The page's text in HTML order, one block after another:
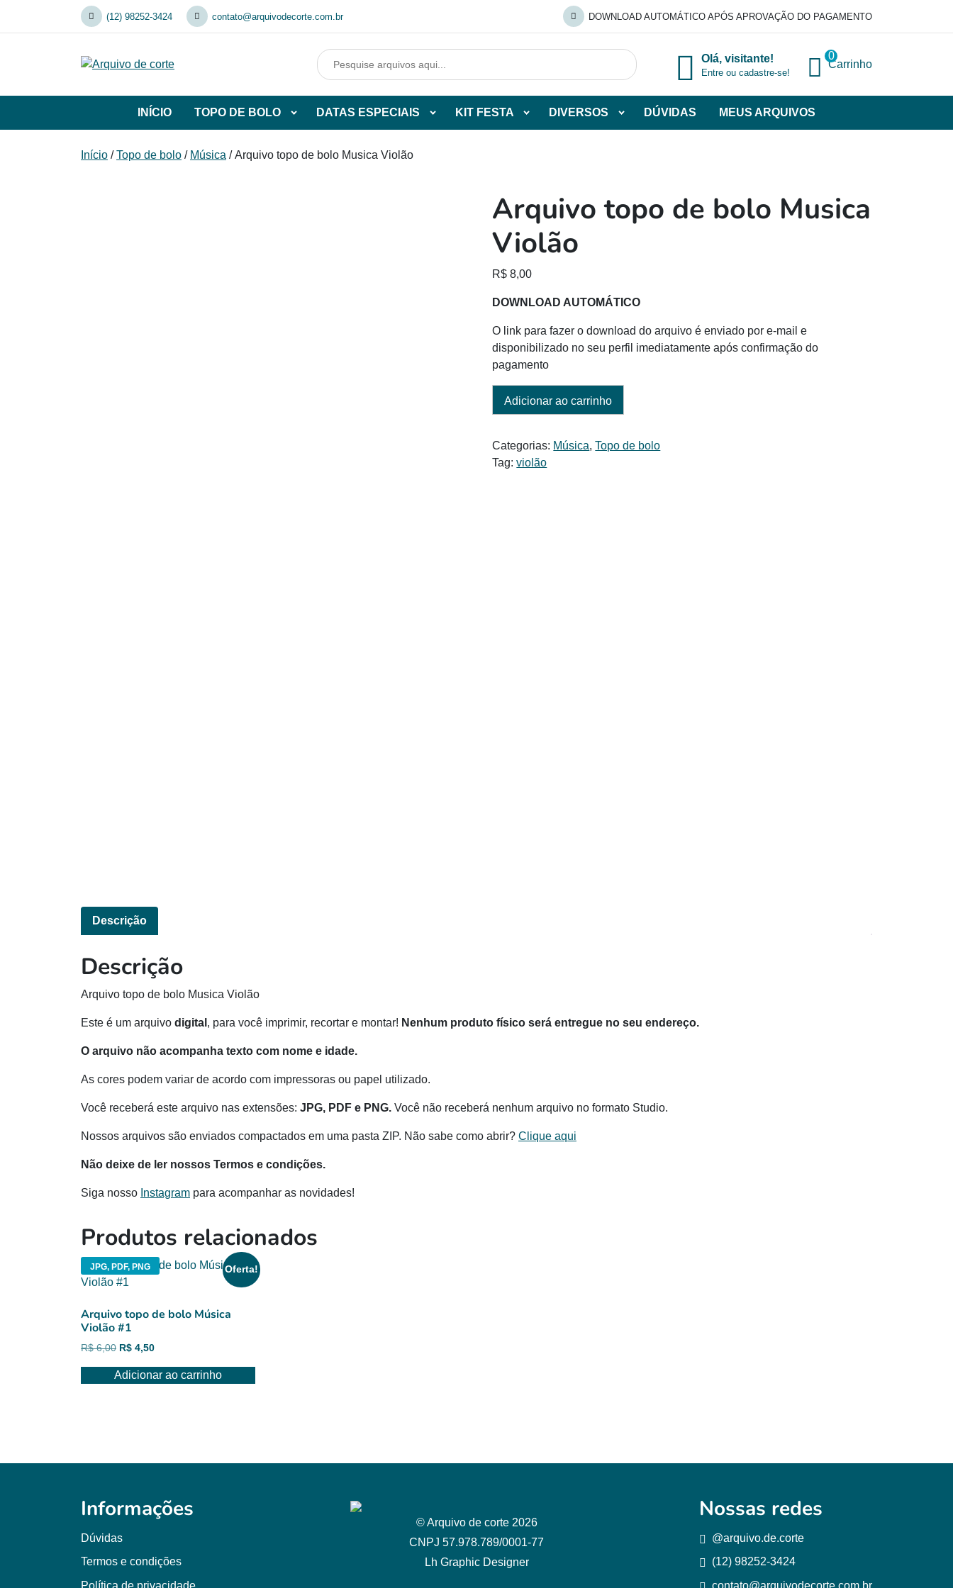
(12) 98252-3424 contato@arquivodecorte.com.br DOWNLOAD AUTOMÁTICO APÓS APROVAÇÃO DO PAGAMENTO
Olá, visitante!
Entre ou cadastre-se!
0
Carrinho
INÍCIO TOPO DE BOLO
de
DATAS ESPECIAIS KIT FESTA DIVERSOS DÚVIDAS MEUS ARQUIVOS
Início /Topo de bolo / Música / Arquivo topo de bolo Musica Violão
Arquivo topo de bolo Musica
Violão
R$ 8,00
DOWNLOAD AUTOMÁTICO
O link para fazer o download do arquivo é enviado por e-mail e
disponibilizado no seu perfil imediatamente após confirmação do
pagamento
Adicionar ao carrinho
Categorias: Música,Topo de bolo
Tag:violão
Descrição
Descrição
Arquivo topo de bolo Musica Violão
Este é um arquivo digital , para você imprimir, recortar e montar! Nenhum produto físico será entregue no seu endereço.
O arquivo não acompanha texto com nome e idade.
As cores podem variar de acordo com impressoras ou papel utilizado.
Você receberá este arquivo nas extensões: JPG, PDF e PNG. Você não receberá nenhum arquivo no formato Studio.
Nossos arquivos são enviados compactados em uma pasta ZIP. Não sabe como abrir? Clique aqui
Não deixe de ler nossos Termos e condições.
Siga nosso Instagram para acompanhar as novidades!
Produtos relacionados
JPG, PDF, PNG Oferta!
Arquivo topo de bolo Música
Violão #1
R$6,00 O
original
R$ 4,50O
atual
Adicionar ao carrinho
Informações
Dúvidas
Termos e condições
Política de privacidade
© Arquivo de corte 2026
CNPJ 57.978.789/0001-77
Lh Graphic Designer
Nossas redes
@arquivo.de.corte
(12) 98252-3424
contato@arquivodecorte.com.br